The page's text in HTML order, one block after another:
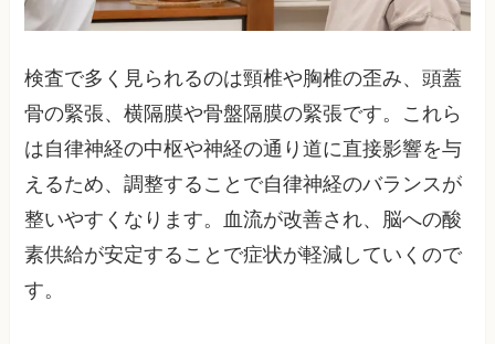
検査で多く見られるのは頸椎や胸椎の歪み、頭蓋
骨の緊張、横隔膜や骨盤隔膜の緊張です。これら
は自律神経の中枢や神経の通り道に直接影響を与
えるため、調整することで自律神経のバランスが
整いやすくなります。血流が改善され、脳への酸
素供給が安定することで症状が軽減していくので
す。